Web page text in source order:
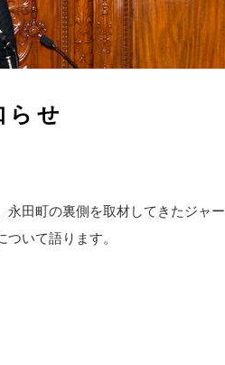
らせ
永田町の裏側を取材してきたジャー
いて語ります。